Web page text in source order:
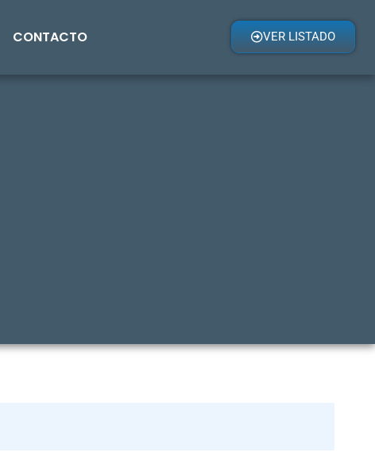
CONTACTO VER LISTADO